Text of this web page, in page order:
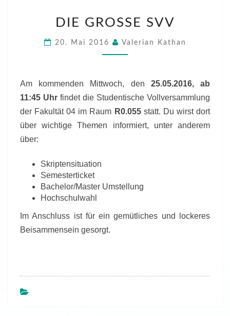
GROSSE S
DIE GROSSE SVV
20. Mai 2016 Valerian Kathan
Am kommenden Mittwoch, den 25.05.2016, ab
11:45 Uhr findet die Studentische Vollversammlung
der Fakultät 04 im Raum R0.055statt. Du wirst dort
über wichtige Themen informiert, unter anderem
über:
Skriptensituation
Semesterticket
Bachelor/Master Umstellung
Hochschulwahl
Im Anschluss ist für ein gemütliches und lockeres
Beisammensein gesorgt.